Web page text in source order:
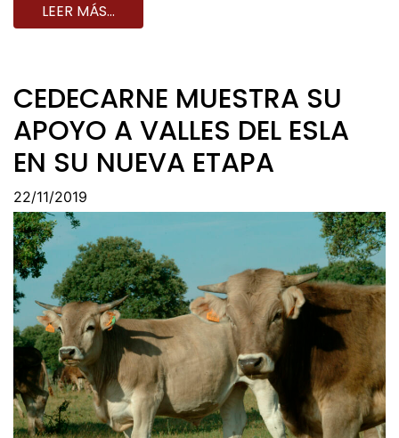
LEER MÁS…
CEDECARNE MUESTRA SU
APOYO A VALLES DEL ESLA
EN SU NUEVA ETAPA
22/11/2019